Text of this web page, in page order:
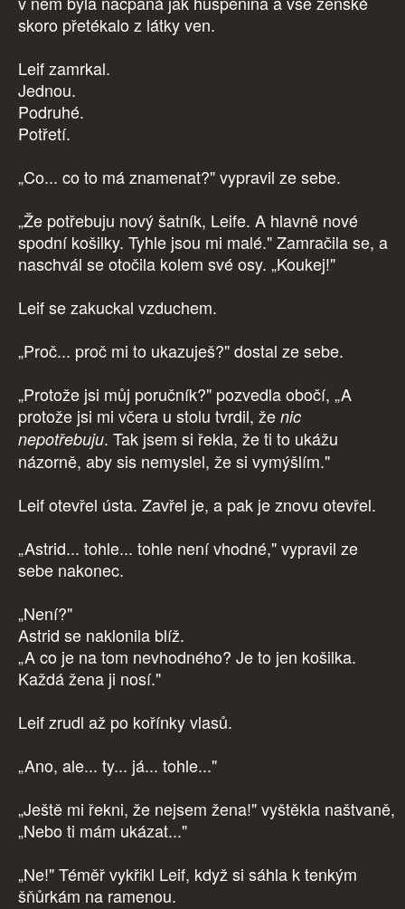
skoro přetékalo z látky ven.
Leif zamrkal.
Jednou.
Podruhé.
Potřetí.
„Co... co to má znamenat?" vypravil ze sebe.
„Že potřebuju nový šatník, Leife. A hlavně nové
spodní košilky. Tyhle jsou mi malé." Zamračila se, a
naschvál se otočila kolem své osy. „Koukej!"
Leif se zakuckal vzduchem.
„Proč... proč mi to ukazuješ?" dostal ze sebe.
„Protože jsi můj poručník?" pozvedla obočí, „A
protože jsi mi včera u stolu tvrdil, že nic
nepotřebuju. Tak jsem si řekla, že ti to ukážu
názorně, aby sis nemyslel, že si vymýšlím."
Leif otevřel ústa. Zavřel je, a pak je znovu otevřel.
„Astrid... tohle... tohle není vhodné," vypravil ze
sebe nakonec.
„Není?"
Astrid se naklonila blíž.
„A co je na tom nevhodného? Je to jen košilka.
Každá žena ji nosí."
Leif zrudl až po kořínky vlasů.
„Ano, ale... ty... já... tohle..."
„Ještě mi řekni, že nejsem žena!" vyštěkla naštvaně,
„Nebo ti mám ukázat..."
„Ne!" Téměř vykřikl Leif, když si sáhla k tenkým
šňůrkám na ramenou.